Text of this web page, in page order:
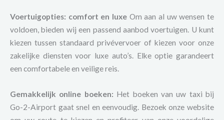
Voertuigopties: comfort en luxe Om aan al uw wensen te
voldoen, bieden wij een passend aanbod voertuigen. U kunt
kiezen tussen standaard privévervoer of kiezen voor onze
zakelijke diensten voor luxe auto’s. Elke optie garandeert
een comfortabele en veilige reis.
Gemakkelijk online boeken: Het boeken van uw taxi bij
Go-2-Airport gaat snel en eenvoudig. Bezoek onze website